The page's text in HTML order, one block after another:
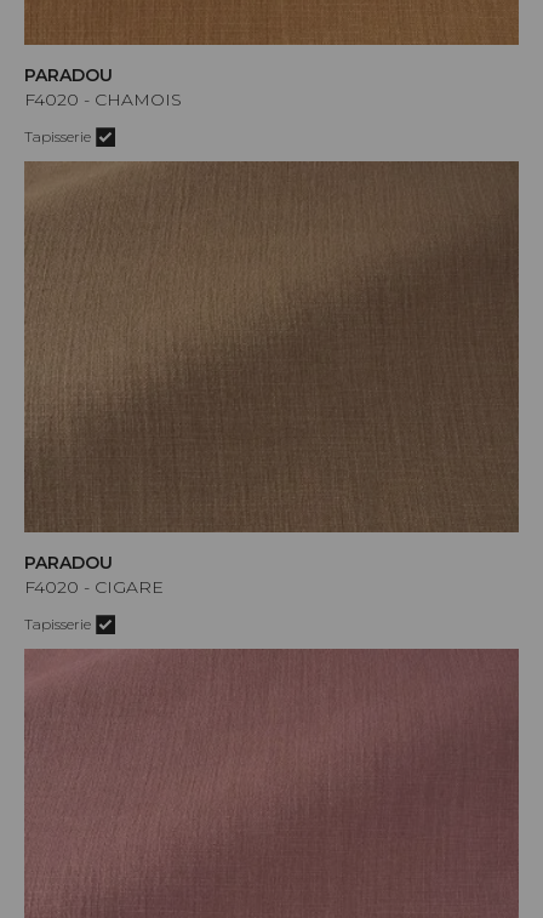
PARADOU
F4020 - CHAMOIS
Tapisserie
PARADOU
F4020 - CIGARE
Tapisserie